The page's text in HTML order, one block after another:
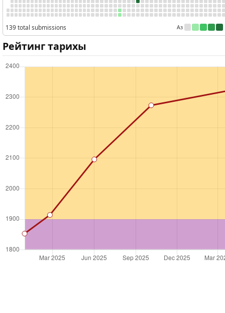
139 total submissions Аз
Рейтинг тарихы